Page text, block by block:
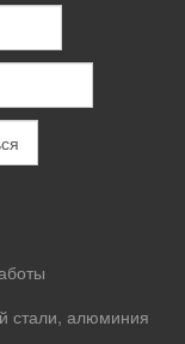
стали, алюминия